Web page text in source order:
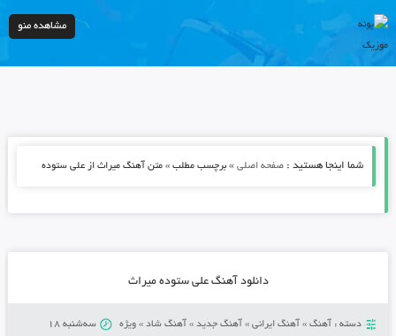
مشاهده منو
شما اینجا هستید : صفحه اصلی» برچسب مطلب » متن آهنگ میراث از علی ستوده
دانلود آهنگ علی ستوده میراث
دسته : آهنگ» آهنگ ایرانی» آهنگ جدید» آهنگ شاد» ویژه
سه‌شنبه 18